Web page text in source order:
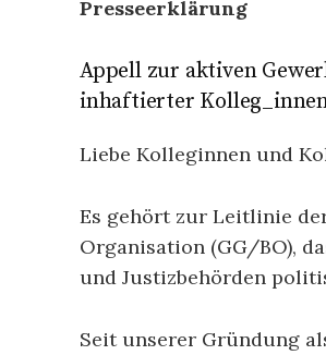
Presseerklärung
Appell zur aktiven
inhaftierter
Liebe Kolleginnen und
Es gehört zur Leitlinie
Organisation (GG/BO),
und Justizbehörden
Seit unserer Gründung